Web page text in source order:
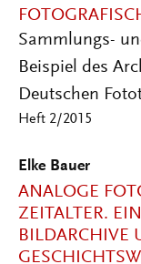
Sammlungs-
Beispiel des
Deutschen
Heft 2/2015
Elke Bauer
ANALOGE
ZEITALTER.
BILDARCHIVE